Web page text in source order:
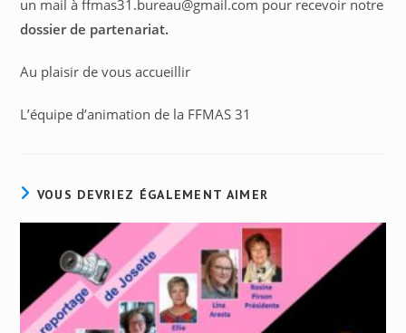
un mail à ffmas31.bureau@gmail.com pour recevoir notre
dossier de partenariat.
Au plaisir de vous accueillir
L’équipe d’animation de la FFMAS 31
VOUS DEVRIEZ ÉGALEMENT AIMER